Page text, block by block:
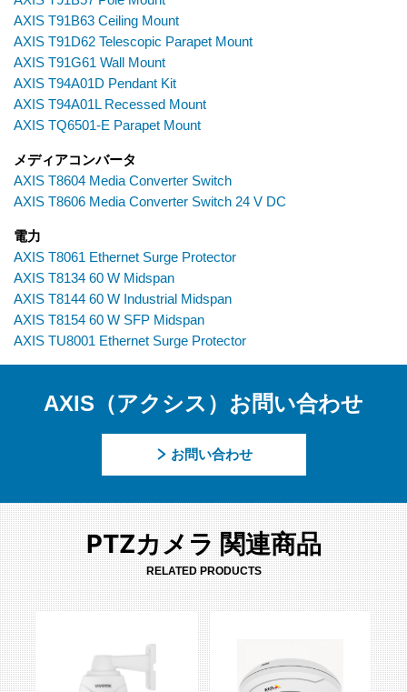
AXIS T91B63 Ceiling Mount
AXIS T91D62 Telescopic Parapet Mount
AXIS T91G61 Wall Mount
AXIS T94A01D Pendant Kit
AXIS T94A01L Recessed Mount
AXIS TQ6501-E Parapet Mount
メディアコンバータ
AXIS T8604 Media Converter Switch
AXIS T8606 Media Converter Switch 24 V DC
電力
AXIS T8061 Ethernet Surge Protector
AXIS T8134 60 W Midspan
AXIS T8144 60 W Industrial Midspan
AXIS T8154 60 W SFP Midspan
AXIS TU8001 Ethernet Surge Protector
AXIS（アクシス）お問い合わせ
お問い合わせ
PTZカメラ 関連商品
RELATED PRODUCTS